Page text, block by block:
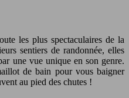
les plus spectaculaires de la
sentiers de randonnée, elles
une vue unique en son genre.
de bain pour vous baigner
au pied des chutes !